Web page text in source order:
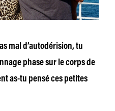
mal d’autodérision, tu
phase sur le corps de
as-tu pensé ces petites